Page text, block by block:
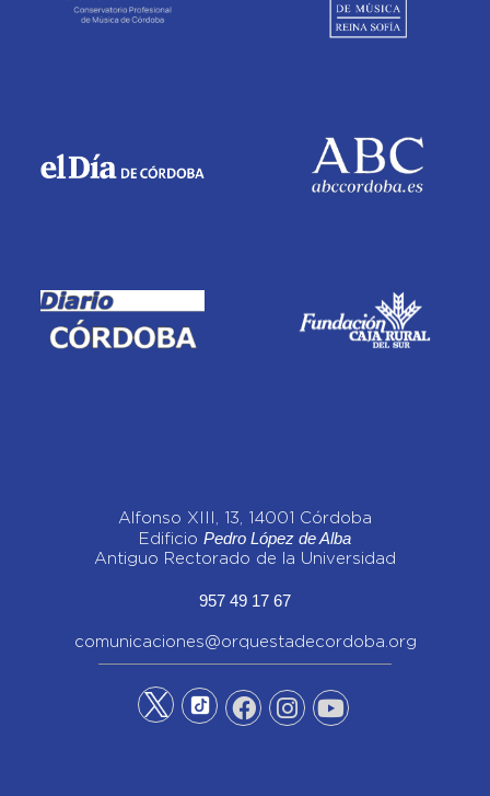
Alfonso XIII, 13, 14001 Córdoba
Edificio Pedro López de Alba
Antiguo Rectorado de la Universidad
957 49 17 67
comunicaciones@orquestadecordoba.org